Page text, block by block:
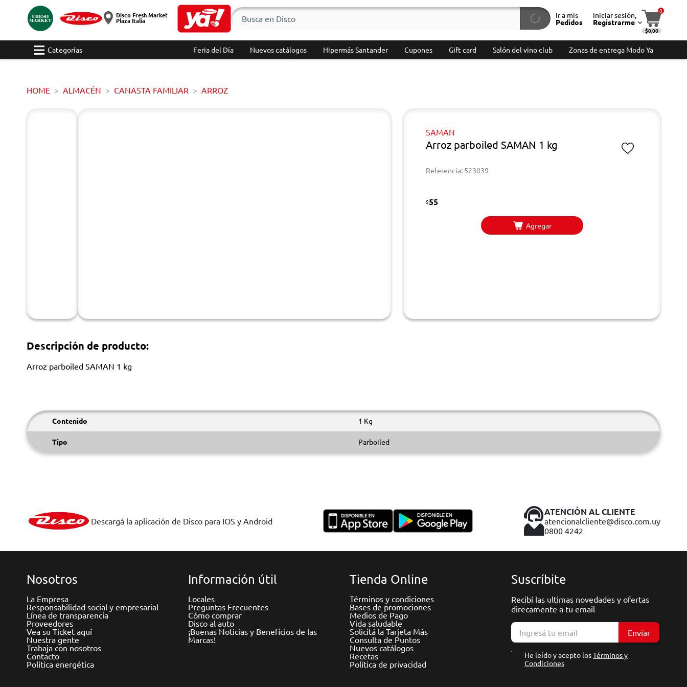
Disco Fresh Market
Plaza Italia
Ir a mis
Pedidos
Iniciar sesión,
Registrarme
0
$0,00
Categorías Feria del Día Nuevos catálogos Hipermás Santander Cupones Gift card Salón del vino club Zonas de entrega Modo Ya
HOME ALMACÉN CANASTA FAMILIAR ARROZ
SAMAN
Arroz parboiled SAMAN 1 kg
Referencia: 523039
$55
Agregar
Descripción de producto:
Arroz parboiled SAMAN 1 kg
Contenido 1 Kg
Tipo Parboiled
Descargá la aplicación de Disco para IOS y Android
ATENCIÓN AL CLIENTE
atencionalcliente@disco.com.uy
0800 4242
Nosotros
La Empresa
Responsabilidad social y empresarial
Línea de transparencia
Proveedores
Vea su Ticket aquí
Nuestra gente
Trabaja con nosotros
Contacto
Política energética
Información útil
Locales
Preguntas Frecuentes
Cómo comprar
Disco al auto
¡Buenas Noticias y Beneficios de las
Marcas!
Tienda Online
Términos y condiciones
Bases de promociones
Medios de Pago
Vida saludable
Solicitá la Tarjeta Más
Consulta de Puntos
Nuevos catálogos
Recetas
Política de privacidad
Suscríbite
Recibí las ultimas novedades y ofertas
direcamente a tu email
Enviar
He leído y acepto losTérminos y
Condiciones